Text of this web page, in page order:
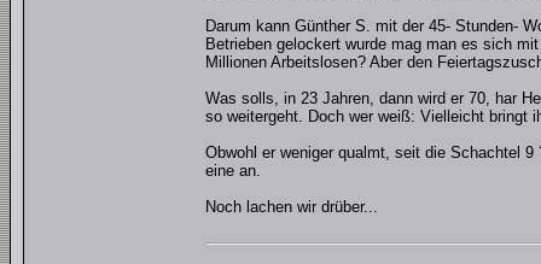
Darum kann Günther S. mit der 45- Stunden-
Betrieben gelockert wurde mag man es sich
Millionen Arbeitslosen? Aber den
Was solls, in 23 Jahren, dann wird er 70, har
so weitergeht. Doch wer weiß: Vielleicht bringt
Obwohl er weniger qualmt, seit die Schachtel
eine an.
Noch lachen wir drüber...